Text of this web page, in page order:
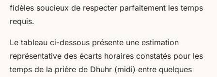
fidèles soucieux de respecter parfaitement les temps
requis.
Le tableau ci-dessous présente une estimation
représentative des écarts horaires constatés pour les
temps de la prière de Dhuhr (midi) entre quelques